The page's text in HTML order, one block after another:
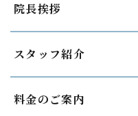
院長挨拶
スタッフ紹介
料金のご案内